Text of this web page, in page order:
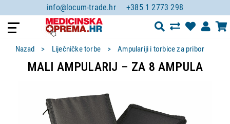
info@locum-trade.hr +385 1 2773 298
Nazad Liječničke torbe Ampulariji i torbice za pribor
MALI AMPULARIJ – ZA 8 AMPULA